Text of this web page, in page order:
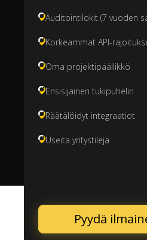
Auditointilokit (7 vuoden
Korkeammat API-
Oma projektipäällikkö
Ensisijainen tukipuhelin
Räätälöidyt integraatiot
Useita yritystilejä
Pyydä